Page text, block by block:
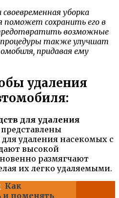
уборка
поможет сохранить его в
возможные
также улучшат
придавая ему
удаления
для удаления
удаления насекомых с
высокой
размягчают
их легко удаляемыми.
Как
и поменять